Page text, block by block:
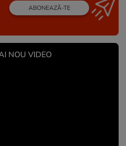
ABONEAZĂ-TE
NOU VIDEO